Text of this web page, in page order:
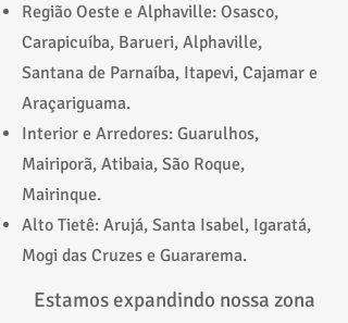
Região Oeste e Alphaville: Osasco,
Carapicuíba, Barueri, Alphaville,
Santana de Parnaíba, Itapevi, Cajamar e
Araçariguama.
Interior e Arredores: Guarulhos,
Mairiporã, Atibaia, São Roque,
Mairinque.
Alto Tietê: Arujá, Santa Isabel, Igaratá,
Mogi das Cruzes e Guararema.
Estamos expandindo nossa zona